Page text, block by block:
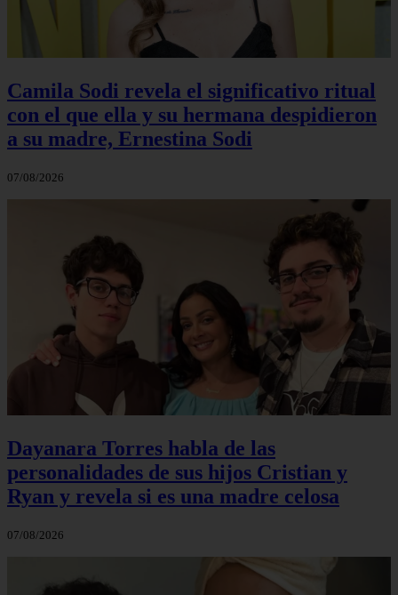
Camila Sodi revela el significativo ritual
con el que ella y su hermana despidieron
a su madre, Ernestina Sodi
07/08/2026
Dayanara Torres habla de las
personalidades de sus hijos Cristian y
Ryan y revela si es una madre celosa
07/08/2026